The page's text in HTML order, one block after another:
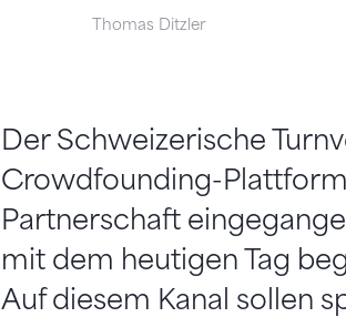
Thomas Ditzler
Der Schweizerische
Crowdfounding-
Partnerschaft
mit dem heutigen Tag
Auf diesem Kanal sollen